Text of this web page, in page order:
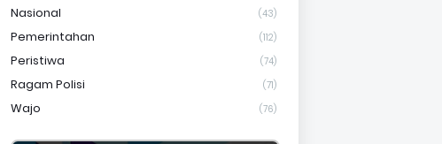
Nasional (43)
Pemerintahan (112)
Peristiwa (74)
Ragam Polisi (71)
Wajo (76)